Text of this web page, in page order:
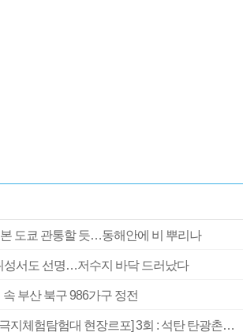
도쿄 관통할 듯…동해안에 비 뿌리나
성서도 선명…저수지 바닥 드러났다
부산 북구 986가구 정전
[2026 부산청소년극지체험탐험대 현장르포] 3회 : 석탄 탄광촌에서 북극 연구의 중심지로